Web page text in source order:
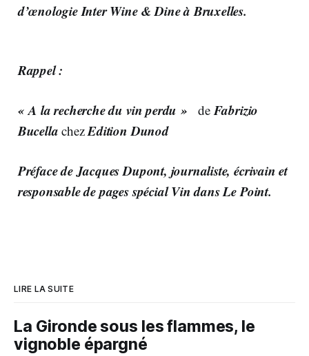
d’œnologie Inter Wine & Dine à Bruxelles.
Rappel :
« A la recherche du vin perdu » deFabrizio
Bucella chezEdition Dunod
Préface deJacques Dupont, journaliste, écrivain et
responsable de pages spécial Vin dans Le Point.
LIRE LA SUITE
La Gironde sous les flammes, le
vignoble épargné